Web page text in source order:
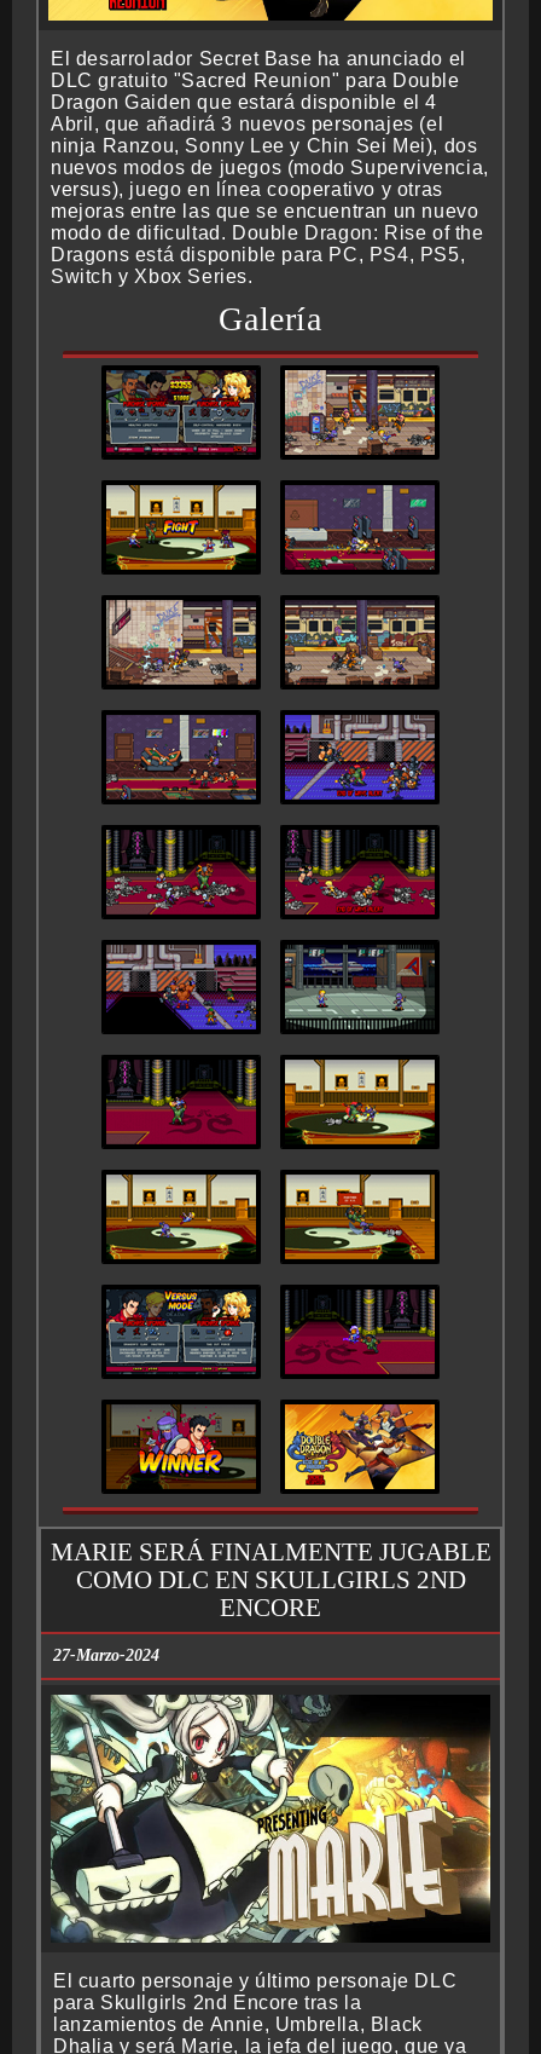
El desarrolador Secret Base ha anunciado el
DLC gratuito "Sacred Reunion" para Double
Dragon Gaiden que estará disponible el 4
Abril, que añadirá 3 nuevos personajes (el
ninja Ranzou, Sonny Lee y Chin Sei Mei), dos
nuevos modos de juegos (modo Supervivencia,
versus), juego en línea cooperativo y otras
mejoras entre las que se encuentran un nuevo
modo de dificultad. Double Dragon: Rise of the
Dragons está disponible para PC, PS4, PS5,
Switch y Xbox Series.
Galería
MARIE SERÁ FINALMENTE JUGABLE
COMO DLC EN SKULLGIRLS 2ND
ENCORE
27-Marzo-2024
El cuarto personaje y último personaje DLC
para Skullgirls 2nd Encore tras la
lanzamientos de Annie, Umbrella, Black
Dhalia y será Marie, la jefa del juego, que ya